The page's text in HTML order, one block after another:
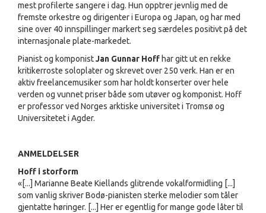
mest profilerte sangere i dag. Hun opptrer jevnlig med de
fremste orkestre og dirigenter i Europa og Japan, og har med
sine over 40 innspillinger markert seg særdeles positivt på det
internasjonale plate-markedet.
Pianist og komponistJan Gunnar Hoff har gitt ut en rekke
kritikerroste soloplater og skrevet over 250 verk. Han er en
aktiv freelancemusiker som har holdt konserter over hele
verden og vunnet priser både som utøver og komponist. Hoff
er professor ved Norges arktiske universitet i Tromsø og
Universitetet i Agder.
ANMELDELSER
Hoff i storform
«[...] Marianne Beate Kiellands glitrende vokalformidling [...]
som vanlig skriver Bodø-pianisten sterke melodier som tåler
gjentatte høringer. [...] Her er egentlig for mange gode låter til